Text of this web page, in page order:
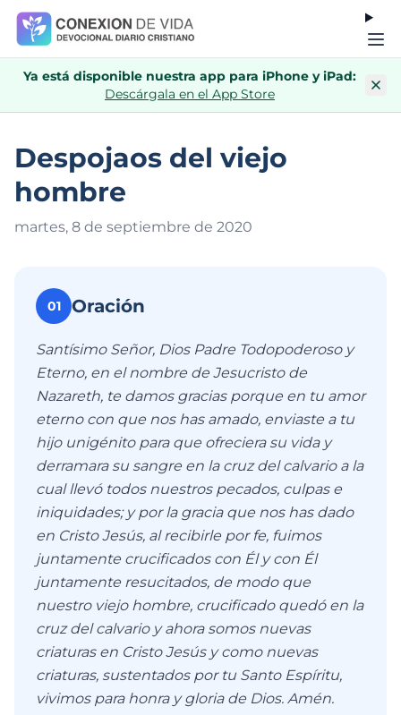
Ya está disponible nuestra app para iPhone y iPad:
Descárgala en el App Store
Despojaos del viejo
hombre
martes, 8 de septiembre de 2020
01 Oración
Santísimo Señor, Dios Padre Todopoderoso y
Eterno, en el nombre de Jesucristo de
Nazareth, te damos gracias porque en tu amor
eterno con que nos has amado, enviaste a tu
hijo unigénito para que ofreciera su vida y
derramara su sangre en la cruz del calvario a la
cual llevó todos nuestros pecados, culpas e
iniquidades; y por la gracia que nos has dado
en Cristo Jesús, al recibirle por fe, fuimos
juntamente crucificados con Él y con Él
juntamente resucitados, de modo que
nuestro viejo hombre, crucificado quedó en la
cruz del calvario y ahora somos nuevas
criaturas en Cristo Jesús y como nuevas
criaturas, sustentados por tu Santo Espíritu,
vivimos para honra y gloria de Dios. Amén.